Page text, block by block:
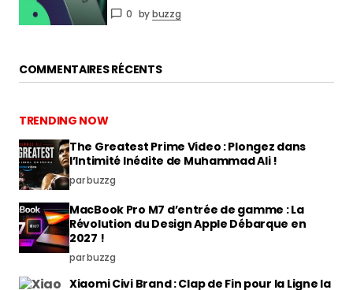
0 bybuzzg
COMMENTAIRES RÉCENTS
TRENDING NOW
The Greatest Prime Video : Plongez dans
l’Intimité Inédite de Muhammad Ali !
par buzzg
MacBook Pro M7 d’entrée de gamme : La
Révolution du Design Apple Débarque en
2027 !
par buzzg
Xiaomi Civi Brand : Clap de Fin pour la Ligne la